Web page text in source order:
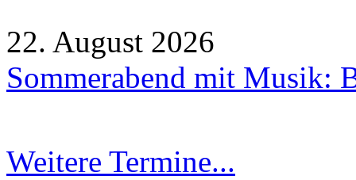
22. August 2026
Sommerabend mit Musik:
Weitere Termine...